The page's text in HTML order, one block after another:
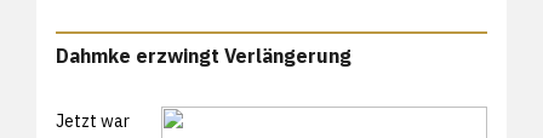
Dahmke erzwingt Verlängerung
Jetzt war